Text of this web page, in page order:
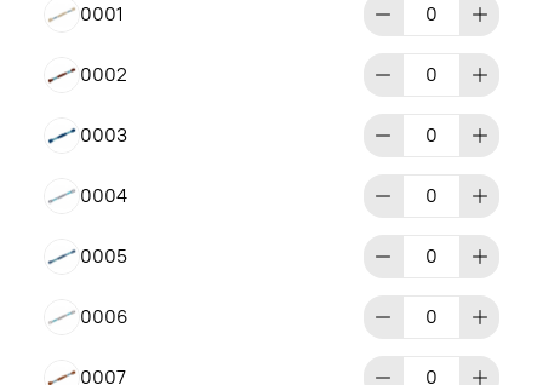
0001
0002
0003
0004
0005
0006
0007